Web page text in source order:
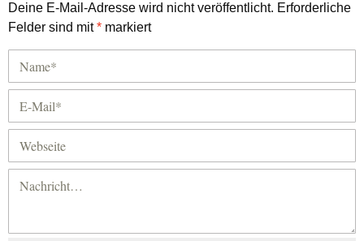
Deine E-Mail-Adresse wird nicht veröffentlicht. Erforderliche
Felder sind mit* markiert